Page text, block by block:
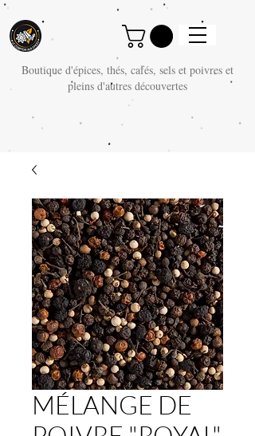
Boutique d'épices, thés, cafés, sels et poivres et
pleins d'autres découvertes
MÉLANGE DE